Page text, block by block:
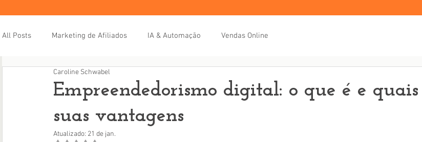
All Posts Marketing de Afiliados IA & Automação Vendas Online
Empreendedorismo digital: o que é e quais
suas vantagens
Caroline Schwabel
Atualizado: 21 de jan.